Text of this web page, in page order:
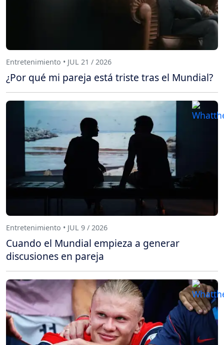
Entretenimiento • JUL 21 / 2026
¿Por qué mi pareja está triste tras el Mundial?
Entretenimiento • JUL 9 / 2026
Cuando el Mundial empieza a generar
discusiones en pareja